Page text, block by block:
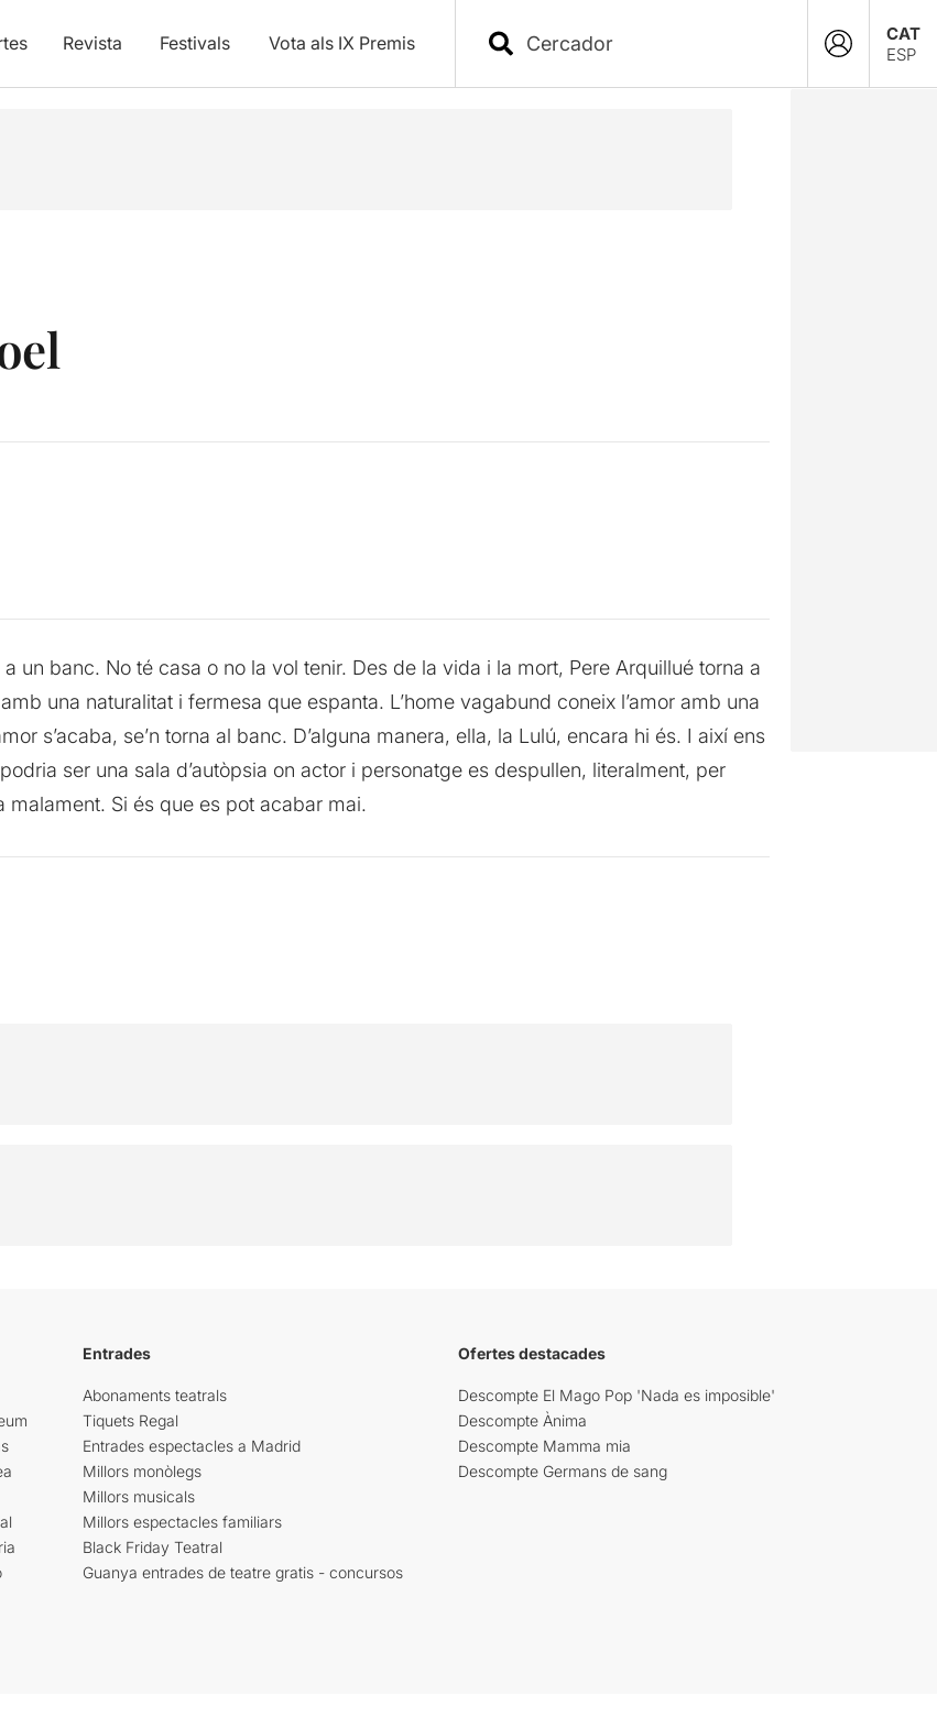
Revista Festivals Vota als IX Premis
CAT
ESP
un banc. No té casa o no la vol tenir. Des de la vida i la mort, Pere Arquillué torna a
una naturalitat i fermesa que espanta. L’home vagabund coneix l’amor amb una
s’acaba, se’n torna al banc. D’alguna manera, ella, la Lulú, encara hi és. I així ens
ser una sala d’autòpsia on actor i personatge es despullen, literalment, per
malament. Si és que es pot acabar mai.
Entrades
Abonaments teatrals
Tiquets Regal
Entrades espectacles a Madrid
Millors monòlegs
Millors musicals
Millors espectacles familiars
Black Friday Teatral
Guanya entrades de teatre gratis - concursos
Ofertes destacades
Descompte El Mago Pop 'Nada es imposible'
Descompte Ànima
Descompte Mamma mia
Descompte Germans de sang